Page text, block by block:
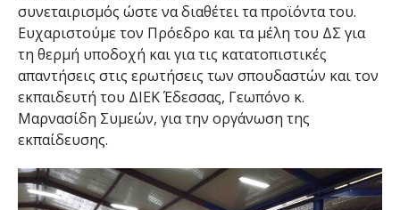
συνεταιρισμός ώστε να διαθέτει τα προϊόντα του.
Ευχαριστούμε τον Πρόεδρο και τα μέλη του ΔΣ για
τη θερμή υποδοχή και για τις κατατοπιστικές
απαντήσεις στις ερωτήσεις των σπουδαστών και τον
εκπαιδευτή του ΔΙΕΚ Έδεσσας, Γεωπόνο κ.
Μαρνασίδη Συμεών, για την οργάνωση της
εκπαίδευσης.